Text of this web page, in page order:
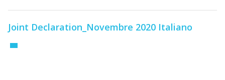
Joint Declaration_Novembre 2020 Italiano